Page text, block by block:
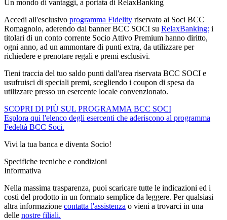
Un mondo di vantaggi, a portata di RelaxBanking
Accedi all'esclusivo programma Fidelity riservato ai Soci BCC
Romagnolo, aderendo dal banner BCC SOCI su RelaxBanking: i
titolari di un conto corrente Socio Attivo Premium hanno diritto,
ogni anno, ad un ammontare di punti extra, da utilizzare per
richiedere e prenotare regali e premi esclusivi.
Tieni traccia del tuo saldo punti dall'area riservata BCC SOCI e
usufruisci di speciali premi, scegliendo i coupon di spesa da
utilizzare presso un esercente locale convenzionato.
SCOPRI DI PIÙ SUL PROGRAMMA BCC SOCI
Esplora qui l'elenco degli esercenti che aderiscono al programma
Fedeltà BCC Soci.
Vivi la tua banca e diventa Socio!
Specifiche tecniche e condizioni
Informativa
Nella massima trasparenza, puoi scaricare tutte le indicazioni ed i
costi del prodotto in un formato semplice da leggere. Per qualsiasi
altra informazione contatta l'assistenza o vieni a trovarci in una
delle nostre filiali.